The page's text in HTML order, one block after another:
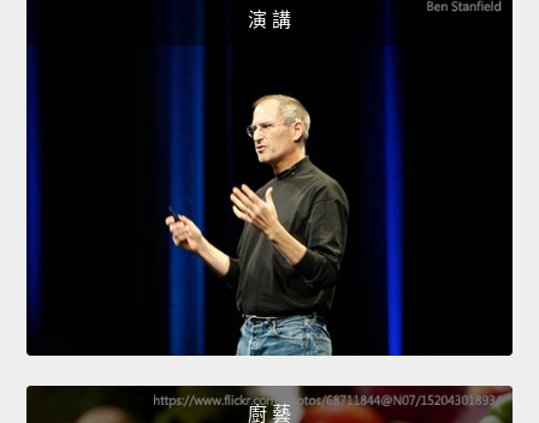
演 講
廚 藝